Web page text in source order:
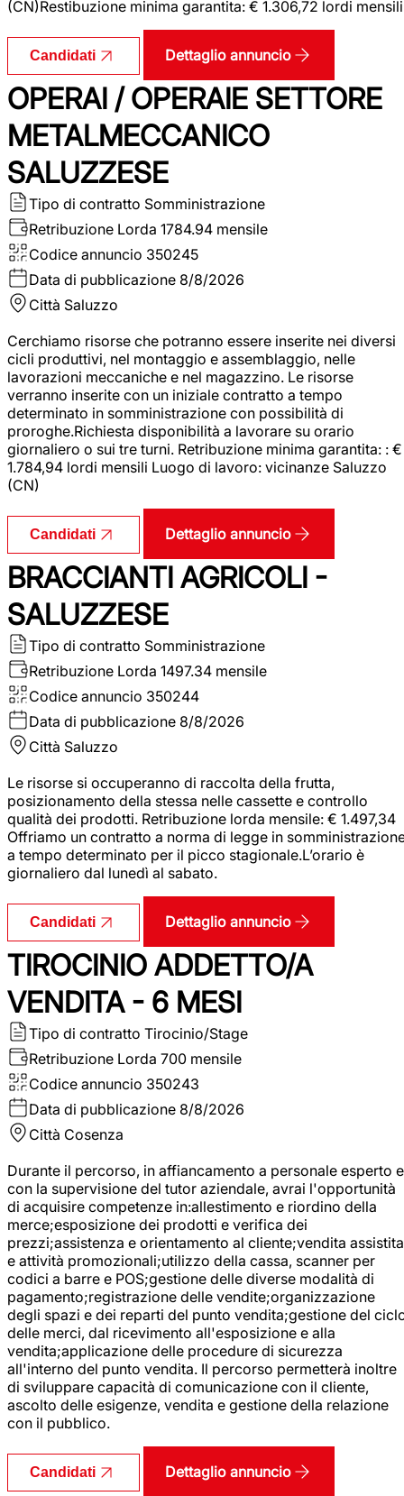
(CN)Restibuzione minima garantita: € 1.306,72 lordi mensili
Candidati Dettaglio annuncio
OPERAI / OPERAIE SETTORE
METALMECCANICO
SALUZZESE
Tipo di contratto Somministrazione
Retribuzione Lorda 1784.94 mensile
Codice annuncio 350245
Data di pubblicazione 8/8/2026
Città Saluzzo
Cerchiamo risorse che potranno essere inserite nei diversi
cicli produttivi, nel montaggio e assemblaggio, nelle
lavorazioni meccaniche e nel magazzino. Le risorse
verranno inserite con un iniziale contratto a tempo
determinato in somministrazione con possibilità di
proroghe.Richiesta disponibilità a lavorare su orario
giornaliero o sui tre turni. Retribuzione minima garantita: : €
1.784,94 lordi mensili Luogo di lavoro: vicinanze Saluzzo
(CN)
Candidati Dettaglio annuncio
BRACCIANTI AGRICOLI -
SALUZZESE
Tipo di contratto Somministrazione
Retribuzione Lorda 1497.34 mensile
Codice annuncio 350244
Data di pubblicazione 8/8/2026
Città Saluzzo
Le risorse si occuperanno di raccolta della frutta,
posizionamento della stessa nelle cassette e controllo
qualità dei prodotti. Retribuzione lorda mensile: € 1.497,34
Offriamo un contratto a norma di legge in
a tempo determinato per il picco stagionale.L’orario è
giornaliero dal lunedì al sabato.
Candidati Dettaglio annuncio
TIROCINIO ADDETTO/A
VENDITA - 6 MESI
Tipo di contratto Tirocinio/Stage
Retribuzione Lorda 700 mensile
Codice annuncio 350243
Data di pubblicazione 8/8/2026
Città Cosenza
Durante il percorso, in affiancamento a personale esperto e
con la supervisione del tutor aziendale, avrai l'opportunità
di acquisire competenze in:allestimento e riordino della
merce;esposizione dei prodotti e verifica dei
prezzi;assistenza e orientamento al cliente;vendita assistita
e attività promozionali;utilizzo della cassa, scanner per
codici a barre e POS;gestione delle diverse modalità di
pagamento;registrazione delle vendite;organizzazione
degli spazi e dei reparti del punto vendita;gestione del
delle merci, dal ricevimento all'esposizione e alla
vendita;applicazione delle procedure di sicurezza
all'interno del punto vendita. Il percorso permetterà inoltre
di sviluppare capacità di comunicazione con il cliente,
ascolto delle esigenze, vendita e gestione della relazione
con il pubblico.
Candidati Dettaglio annuncio